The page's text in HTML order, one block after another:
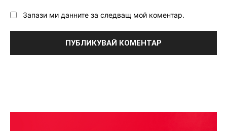
Запази ми данните за следващ мой коментар.